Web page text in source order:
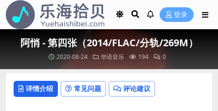
登录
阿悄 - 第四张（2014/FLAC/分轨/269M）
2020-08-24 华语音乐 194 0
详情介绍 常见问题 评论建议